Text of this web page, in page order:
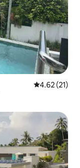
औसत रेटिंग 5 में
4.62 (21)